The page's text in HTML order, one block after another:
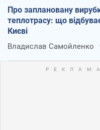
Про заплановану
теплотрасу: що
Києві
Владислав Самойленко